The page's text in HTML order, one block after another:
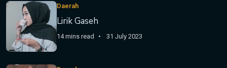
Daerah
Lirik Gaseh
14 mins read 31 July 2023